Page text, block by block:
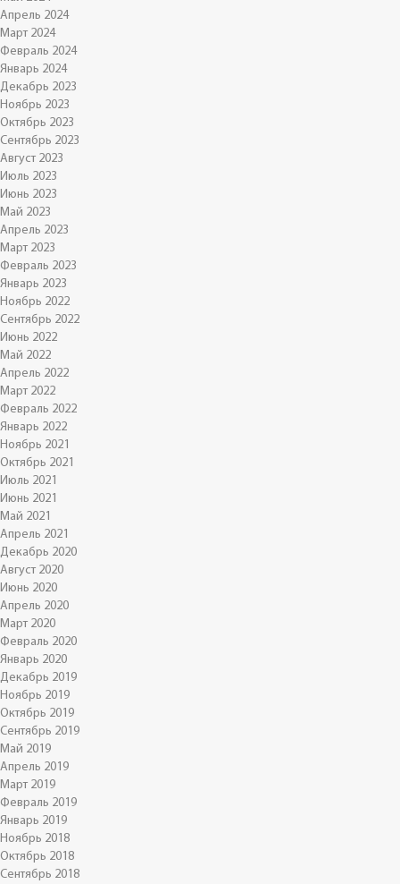
Апрель 2024
Март 2024
Февраль 2024
Январь 2024
Декабрь 2023
Ноябрь 2023
Октябрь 2023
Сентябрь 2023
Август 2023
Июль 2023
Июнь 2023
Май 2023
Апрель 2023
Март 2023
Февраль 2023
Январь 2023
Ноябрь 2022
Сентябрь 2022
Июнь 2022
Май 2022
Апрель 2022
Март 2022
Февраль 2022
Январь 2022
Ноябрь 2021
Октябрь 2021
Июль 2021
Июнь 2021
Май 2021
Апрель 2021
Декабрь 2020
Август 2020
Июнь 2020
Апрель 2020
Март 2020
Февраль 2020
Январь 2020
Декабрь 2019
Ноябрь 2019
Октябрь 2019
Сентябрь 2019
Май 2019
Апрель 2019
Март 2019
Февраль 2019
Январь 2019
Ноябрь 2018
Октябрь 2018
Сентябрь 2018